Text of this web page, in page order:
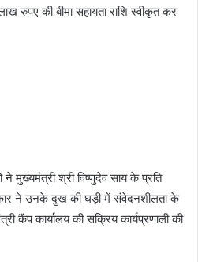
रुपए की बीमा सहायता राशि स्वीकृत कर
ने मुख्यमंत्री श्री विष्णुदेव साय के प्रति
ने उनके दुख की घड़ी में संवेदनशीलता के
कैंप कार्यालय की सक्रिय कार्यप्रणाली की